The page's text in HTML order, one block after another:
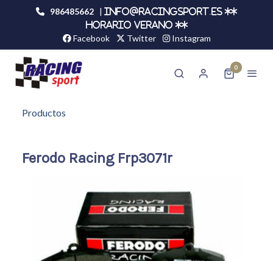
986485662 |
info@racingsport.es **
HORARIO VERANO **
Facebook Twitter Instagram
0
Productos
Ferodo Racing Frp3071r